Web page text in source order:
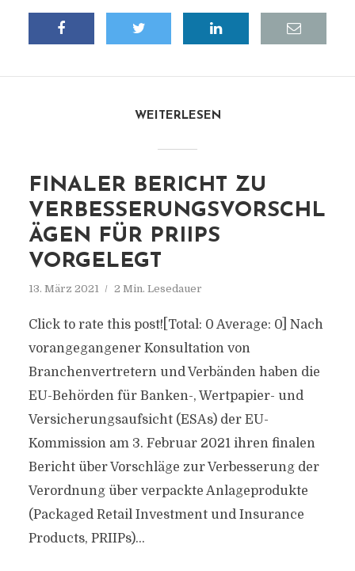
WEITERLESEN
FINALER BERICHT ZU
VERBESSERUNGSVORSCHL
ÄGEN FÜR PRIIPS
VORGELEGT
13. März 2021 2 Min. Lesedauer
Click to rate this post![Total: 0 Average: 0] Nach
vorangegangener Konsultation von
Branchenvertretern und Verbänden haben die
EU-Behörden für Banken-, Wertpapier- und
Versicherungsaufsicht (ESAs) der EU-
Kommission am 3. Februar 2021 ihren finalen
Bericht über Vorschläge zur Verbesserung der
Verordnung über verpackte Anlageprodukte
(Packaged Retail Investment und Insurance
Products, PRIIPs)...